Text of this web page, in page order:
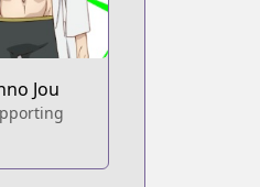
Jou